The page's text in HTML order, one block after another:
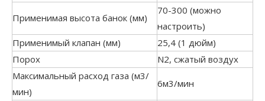
Применимая высота банок (мм)
70-300 (можно
настроить)
Применимый клапан (мм)
25,4 (1 дюйм)
Порох
N2, сжатый воздух
Максимальный расход газа (м3/
мин)
6м3/мин